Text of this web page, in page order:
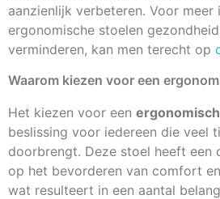
aanzienlijk verbeteren. Voor
ergonomische stoelen
verminderen, kan men terecht op
Waarom kiezen voor een
Het kiezen voor een
beslissing voor iedereen die veel
doorbrengt. Deze stoel heeft een
op het bevorderen van comfort
wat resulteert in een aantal